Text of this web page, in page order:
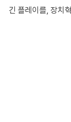
긴 플레이를, 장치